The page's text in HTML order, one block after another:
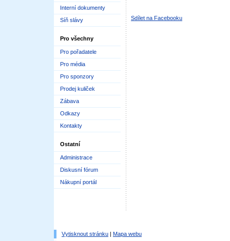
Interní dokumenty
Síň slávy
Pro všechny
Pro pořadatele
Pro média
Pro sponzory
Prodej kuliček
Zábava
Odkazy
Kontakty
Ostatní
Administrace
Diskusní fórum
Nákupní portál
Sdílet na Facebooku
Vytisknout stránku | Mapa webu